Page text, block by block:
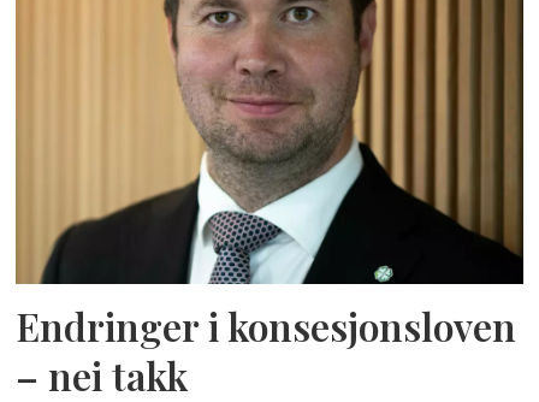
Endringer i konsesjonsloven
– nei takk